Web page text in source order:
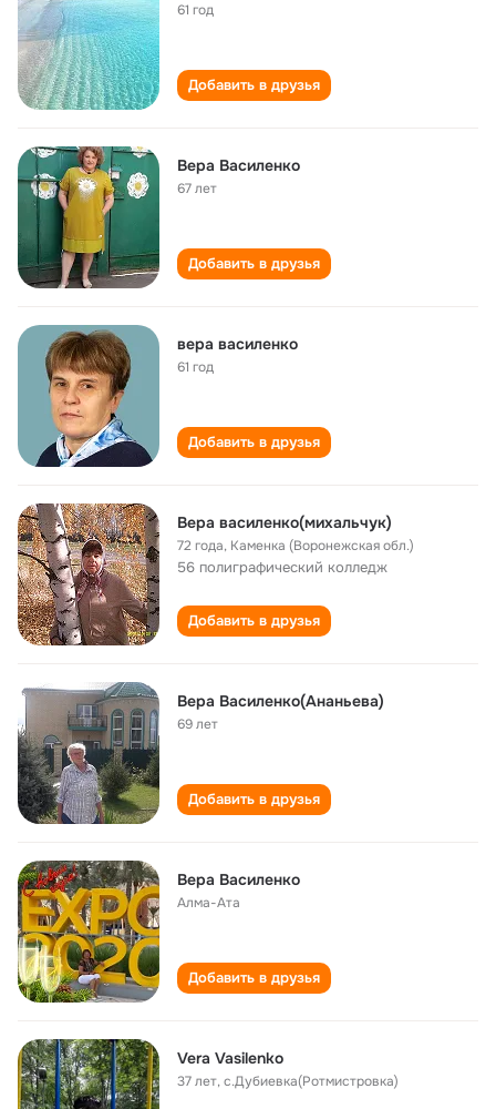
61 год
Добавить в друзья
Вера Василенко
67 лет
Добавить в друзья
вера василенко
61 год
Добавить в друзья
Вера василенко(михальчук)
72 года, Каменка (Воронежская обл.)
56 полиграфический колледж
Добавить в друзья
Вера Василенко(Ананьева)
69 лет
Добавить в друзья
Вера Василенко
Алма-Ата
Добавить в друзья
Vera Vasilenko
37 лет,с.Дубиевка(Ротмистровка)